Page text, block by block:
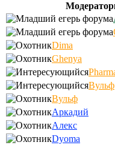
Dima
Ghenya
Вульф
Вульф
Аркадий
Алекс
Dyoma